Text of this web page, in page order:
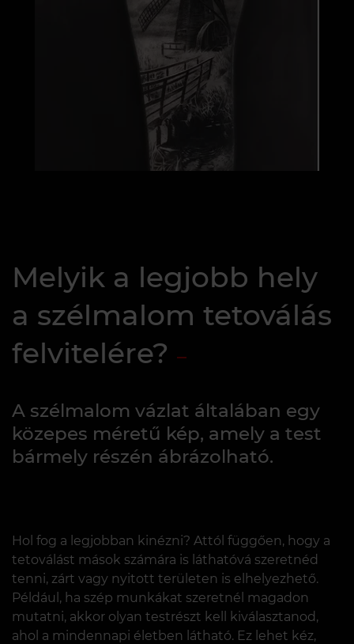
Melyik a legjobb hely
a szélmalom tetoválás
felvitelére?
A szélmalom vázlat általában egy
közepes méretű kép, amely a test
bármely részén ábrázolható.
Hol fog a legjobban kinézni? Attól függően, hogy a
tetoválást mások számára is láthatóvá szeretnéd
tenni, zárt vagy nyitott területen is elhelyezhető.
Például, ha szép munkákat szeretnél magadon
mutatni, akkor olyan testrészt kell kiválasztanod,
ahol a mindennapi életben látható. Ez lehet kéz,